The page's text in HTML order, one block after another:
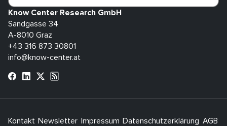
Know Center Research GmbH
Sandgasse 34
A-8010 Graz
+43 316 873 30801
info@know-center.at
Kontakt Newsletter Impressum Datenschutzerklärung AGB